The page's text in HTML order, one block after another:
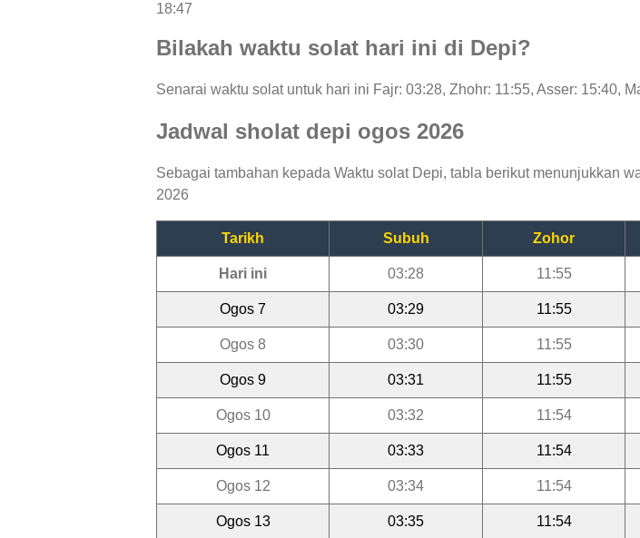
18:47
Bilakah waktu solat hari ini di Depi?
Senarai waktu solat untuk hari ini Fajr: 03:28, Zhohr: 11:55, Asser: 15:40,
Jadwal sholat depi ogos 2026
Sebagai tambahan kepada Waktu solat Depi, tabla berikut menunjukkan
2026
Tarikh Subuh Zohor
Hari ini 03:28 11:55
Ogos 7 03:29 11:55
Ogos 8 03:30 11:55
Ogos 9 03:31 11:55
Ogos 10 03:32 11:54
Ogos 11 03:33 11:54
Ogos 12 03:34 11:54
Ogos 13 03:35 11:54